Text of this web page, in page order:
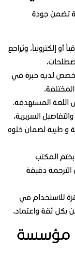
جودة
إلكترونياً، ويُراجع
لديه خبرة في
المستهدفة،
السريرية.
لضمان خلوه
المكتب
دقيقة
في
ثقة واعتماد.
مؤسسة